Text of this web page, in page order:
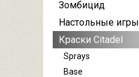
Зомбицид
Настольные игры
Краски Citadel
Sprays
Base